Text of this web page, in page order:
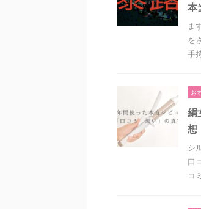
本
ま
を
手
お
絹
想
シ
口
コ